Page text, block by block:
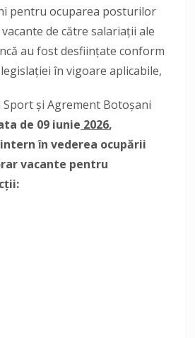
pentru ocuparea posturilor
de către salariații ale
au fost desființate conform
în vigoare aplicabile,
şi Agrement Botoşani
de 09 iunie 2026,
ȋn vederea ocupării
vacante pentru